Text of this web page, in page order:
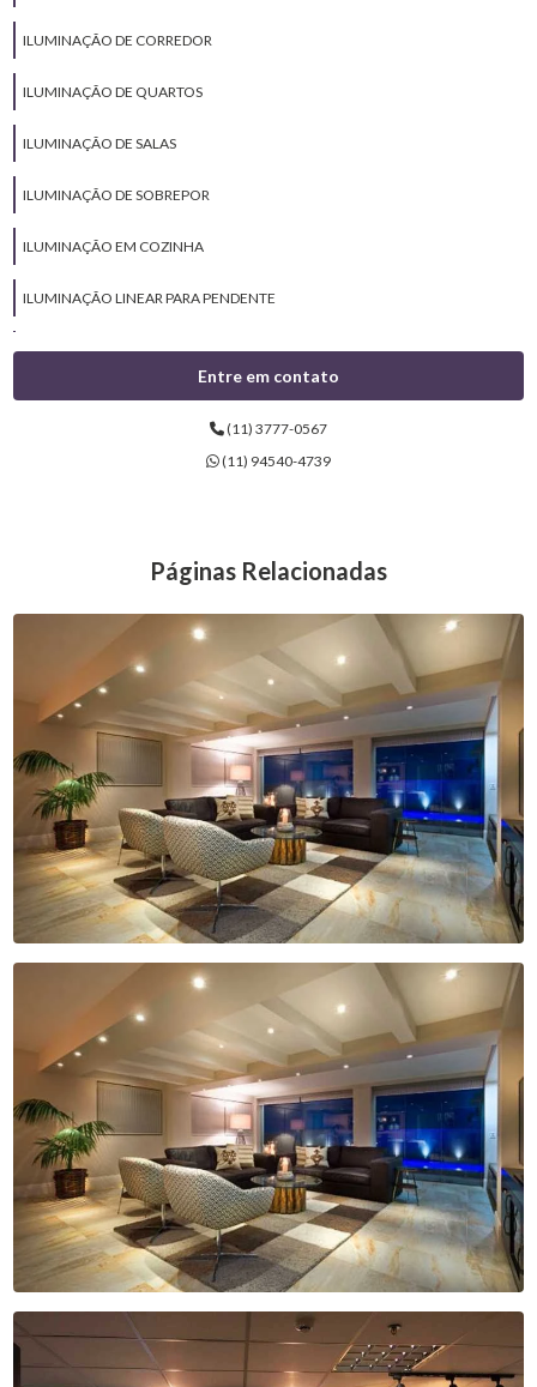
ILUMINAÇÃO DE CORREDOR
ILUMINAÇÃO DE QUARTOS
ILUMINAÇÃO DE SALAS
ILUMINAÇÃO DE SOBREPOR
ILUMINAÇÃO EM COZINHA
ILUMINAÇÃO LINEAR PARA PENDENTE
ILUMINAÇÃO LINEAR PARA SOBREPOR
ILUMINAÇÃO MODERNA
ILUMINAÇÃO PARA APARTAMENTOS
ILUMINAÇÃO PARA CASAS
ILUMINAÇÃO PARA COZINHAS
ILUMINAÇÃO PARA EMPRESA
ILUMINAÇÃO PARA MÓVEIS
ILUMINAÇÃO PARA MÓVEIS PLANEJADOS
ILUMINAÇÃO PARA SALAS
ILUMINAÇÃO PARA TETOS
ILUMINAÇÃO PLANEJADA PARA CASAS
ILUMINAÇÕES DE LED
ILUMINAÇÕES LINEARES
ILUMINAÇÕES LINEARES PARA EMBUTIR
ILUMINAÇÕES PARA CLOSETS
ILUMINAÇÕES PARA IMÓVEIS
ILUMINAÇÕES RESIDENCIAIS
INSTALAÇÕES ELÉTRICAS
Entre em contato
(11) 3777-0567
(11) 94540-4739
Páginas Relacionadas